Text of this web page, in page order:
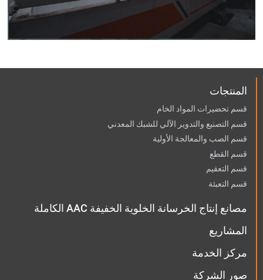
المنتجات
قسم تحضيرات المواد الخام
قسم التصنيع والتدوير الآلي للشبك المعدني
قسم الصب والمعالجة الأولية
قسم القطع
قسم التعقيم
قسم التعبئة
مصانع إنتاج الخرسانة الخلوية الخفيفة AAC الكاملة
المشاريع
مركز الخدمة
صور الشركة